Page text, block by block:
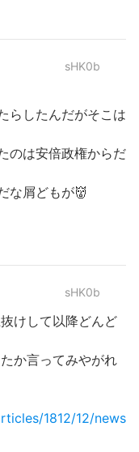
sHK0b
らしたんだがそこは
のは安倍政権からだ
な屑どもが👹
sHK0b
けして以降どんど
か言ってみやがれ
1812/12/news